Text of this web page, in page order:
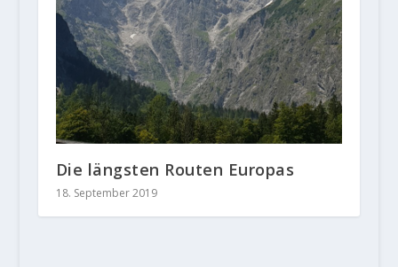
Die längsten Routen Europas
18. September 2019